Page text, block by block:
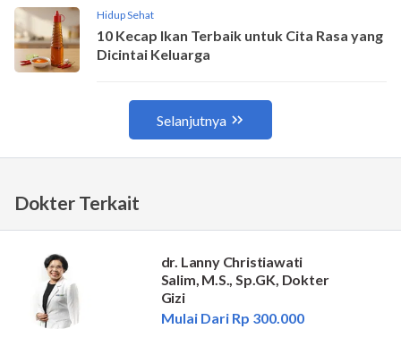
Dokter Terkait